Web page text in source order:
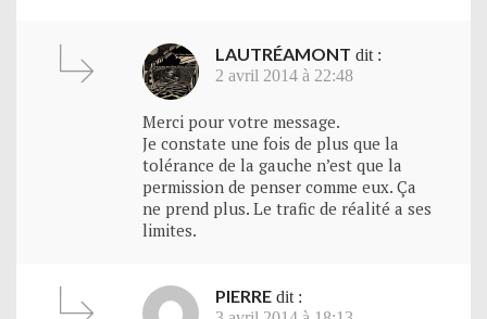
LAUTRÉAMONT dit :
2 avril 2014 à 22:48
Merci pour votre message.
Je constate une fois de plus que la
tolérance de la gauche n’est que la
permission de penser comme eux. Ça
ne prend plus. Le trafic de réalité a ses
limites.
PIERRE dit :